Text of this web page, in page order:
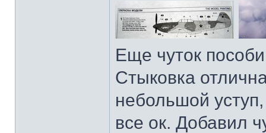
Еще чуток
Стыковка
небольшой
все ок. Добавил